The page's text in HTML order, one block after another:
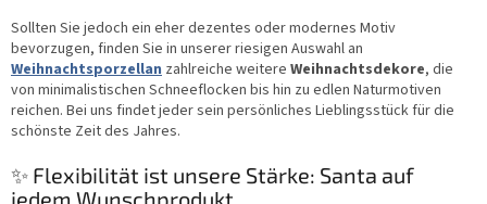
Sollten Sie jedoch ein eher dezentes oder modernes Motiv
bevorzugen, finden Sie in unserer riesigen Auswahl an
Weihnachtsporzellan zahlreiche weitere Weihnachtsdekore, die
von minimalistischen Schneeflocken bis hin zu edlen Naturmotiven
reichen. Bei uns findet jeder sein persönliches Lieblingsstück für die
schönste Zeit des Jahres.
✨ Flexibilität ist unsere Stärke: Santa auf
jedem Wunschprodukt